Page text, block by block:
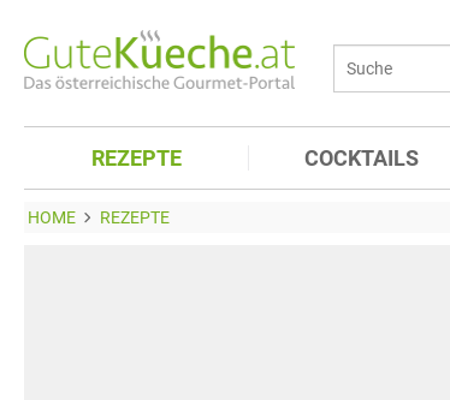
REZEPTE COCKTAILS
HOME REZEPTE